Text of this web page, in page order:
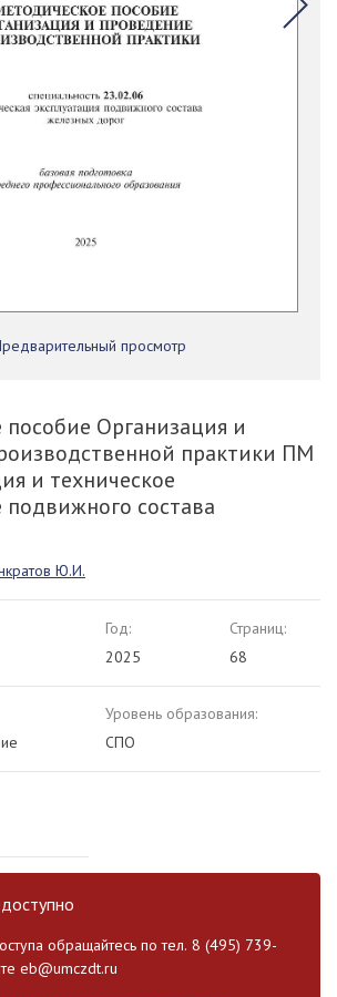
просмотр
Организация и
практики ПМ
и техническое
состава
Ю.И.
Год:
2025
Страниц:
68
Уровень образования:
СПО
обращайтесь по тел. 8 (495) 739-
eb@umczdt.ru